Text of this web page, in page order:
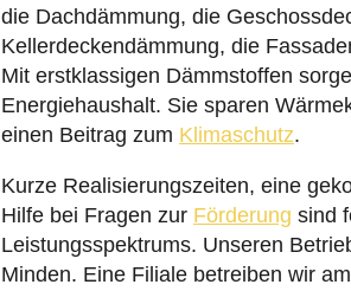
die Dachdämmung, die
Kellerdeckendämmung, die
Mit erstklassigen Dämmstoffen
Energiehaushalt. Sie sparen
einen Beitrag zum Klimaschutz.
Kurze Realisierungszeiten, eine
Hilfe bei Fragen zur Förderung sind
Leistungsspektrums. Unseren
Minden. Eine Filiale betreiben wir